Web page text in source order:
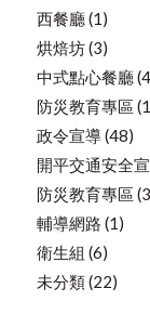
西餐廳(1)
烘焙坊(3)
中式點心餐廳
防災教育專區
政令宣導 (48)
開平交通安全
防災教育專區
輔導網路 (1)
衛生組 (6)
未分類(22)